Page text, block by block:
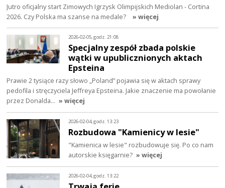
Jutro oficjalny start Zimowych Igrzysk Olimpijskich Mediolan - Cortina
2026. Czy Polska ma szanse na medale?
» więcej
2026-02-05, godz. 21:08
Specjalny zespół zbada polskie
wątki w upublicznionych aktach
Epsteina
Prawie 2 tysiące razy słowo „Poland” pojawia się w aktach sprawy
pedofila i stręczyciela Jeffreya Epsteina. Jakie znaczenie ma powołanie
przez Donalda… » więcej
2026-02-04, godz. 13:23
Rozbudowa "Kamienicy w lesie"
"Kamienica w lesie" rozbudowuje się. Po co nam
autorskie księgarnie? » więcej
2026-02-04, godz. 13:22